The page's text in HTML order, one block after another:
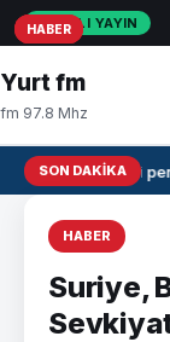
CANLI YAYIN
Yurt fm
fm 97.8 Mhz
SON DAKIKA
Milli
HABER
Suriye,
HABER
HABER
HABER